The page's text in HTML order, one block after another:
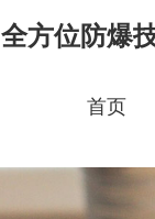
全方位防爆
首页